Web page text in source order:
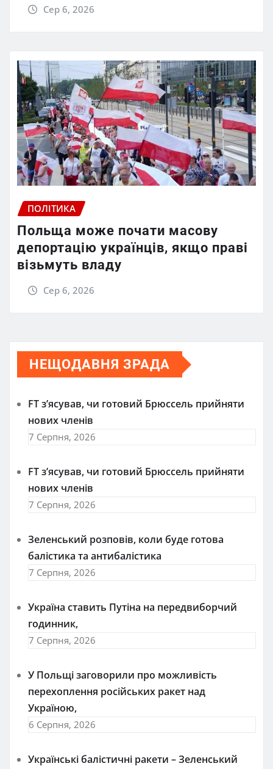
Сер 6, 2026
ПОЛІТИКА
Польща може почати масову
депортацію українців, якщо праві
візьмуть владу
Сер 6, 2026
НЕЩОДАВНЯ ЗРАДА
FT зʼясував, чи готовий Брюссель прийняти
нових членів
7 Серпня, 2026
FT зʼясував, чи готовий Брюссель прийняти
нових членів
7 Серпня, 2026
Зеленський розповів, коли буде готова
балістика та антибалістика
7 Серпня, 2026
Україна ставить Путіна на передвиборчий
годинник,
7 Серпня, 2026
У Польщі заговорили про можливість
перехоплення російських ракет над
Україною,
6 Серпня, 2026
Українські балістичні ракети – Зеленський